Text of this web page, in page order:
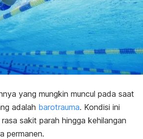
yang mungkin muncul pada saat
adalah barotrauma. Kondisi ini
sakit parah hingga kehilangan
permanen.